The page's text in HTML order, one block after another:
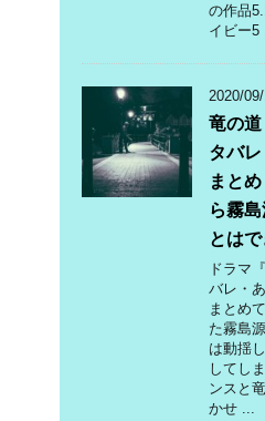
の作品
イビー5
2020/
竜の
タバ
まと
ら霧
とはで
ドラマ
バレ・
まとめ
た霧島
は動揺
してし
ンスと
かせ ...